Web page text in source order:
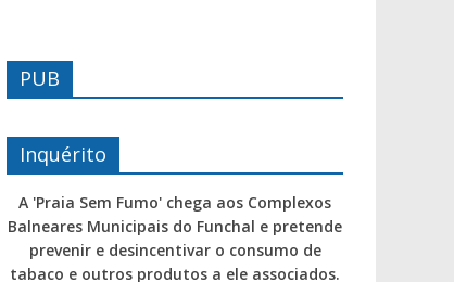
PUB
Inquérito
A 'Praia Sem Fumo' chega aos Complexos
Balneares Municipais do Funchal e pretende
prevenir e desincentivar o consumo de
tabaco e outros produtos a ele associados.